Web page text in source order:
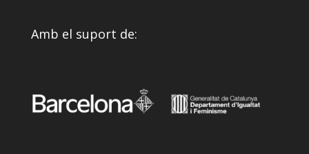
Amb el suport de: